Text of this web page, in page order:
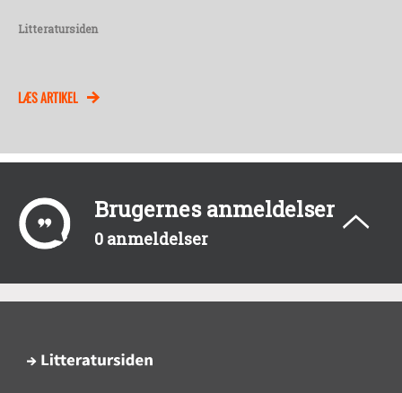
Litteratursiden
LÆS ARTIKEL
Brugernes anmeldelser
0 anmeldelser